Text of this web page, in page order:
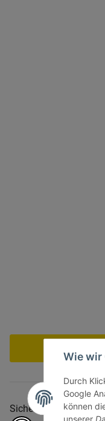
Wie wir
Durch
Google
können
unserer
Sicher bezahlen via: